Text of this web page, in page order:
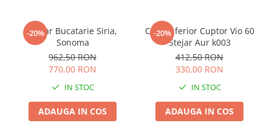
-20%
Coltar Bucatarie Siria,
Sonoma
962,50 RON
770,00 RON
IN STOC
ADAUGA IN COS
-20%
Corp Inferior Cuptor Vio 60
Stejar Aur k003
412,50 RON
330,00 RON
IN STOC
ADAUGA IN COS